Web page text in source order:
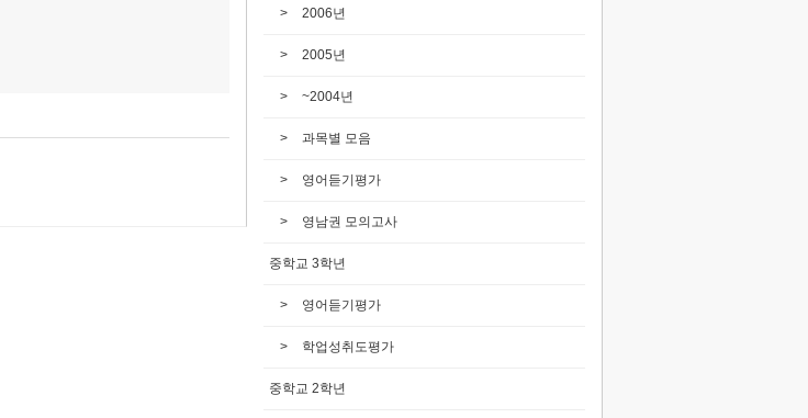
2006년
2005년
~2004년
과목별 모음
영어듣기평가
영남권 모의고사
중학교 3학년
영어듣기평가
학업성취도평가
중학교 2학년